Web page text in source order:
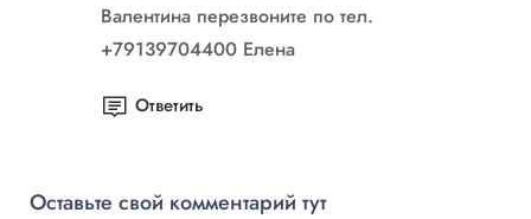
Валентина перезвоните по тел.
+79139704400 Елена
Ответить
Оставьте свой комментарий тут